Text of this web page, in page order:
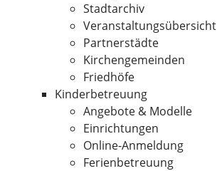
Stadtarchiv
Veranstaltungsübersicht
Partnerstädte
Kirchengemeinden
Friedhöfe
Kinderbetreuung
Angebote & Modelle
Einrichtungen
Online-Anmeldung
Ferienbetreuung